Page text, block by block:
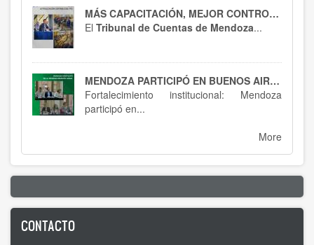
MÁS CAPACITACIÓN, MEJOR CONTROL : EL HTC SE ACTUALIZA EN RT 54
El Tribunal de Cuentas de Mendoza...
MENDOZA PARTICIPÓ EN BUENOS AIRES : SPTCRA
Fortalecimiento institucional: Mendoza
participó en...
More
CONTACTO